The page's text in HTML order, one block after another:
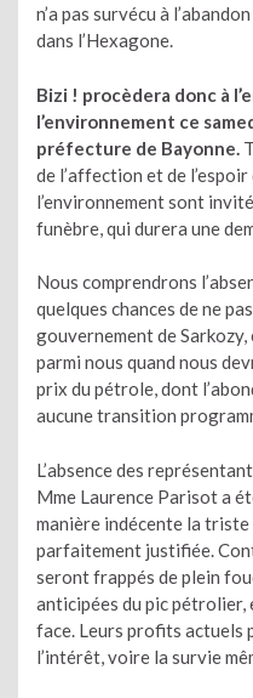
n’a pas survécu à
dans l’Hexagone.
Bizi ! procèdera donc à
l’environnement ce
préfecture de Bayonne.
de l’affection et de
l’environnement sont
funèbre, qui durera une
Nous comprendrons
quelques chances de ne
gouvernement de
parmi nous quand nous
prix du pétrole, dont
aucune transition
L’absence des
Mme Laurence Parisot a
manière indécente la
parfaitement justifiée.
seront frappés de plein
anticipées du pic pétrolier,
face. Leurs profits actuels
l’intérêt, voire la survie